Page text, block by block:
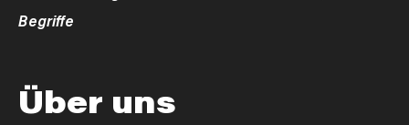
Begriffe
Über uns